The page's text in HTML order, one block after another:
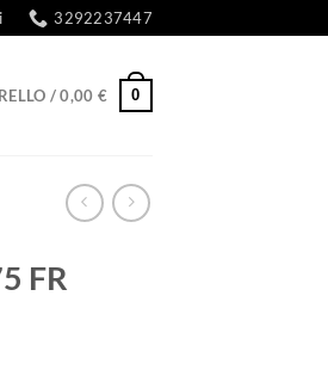
3292237447
/0,00 € 0
FR